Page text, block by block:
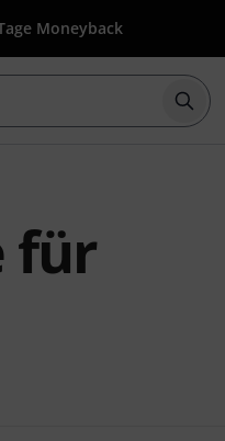
Moneyback
für